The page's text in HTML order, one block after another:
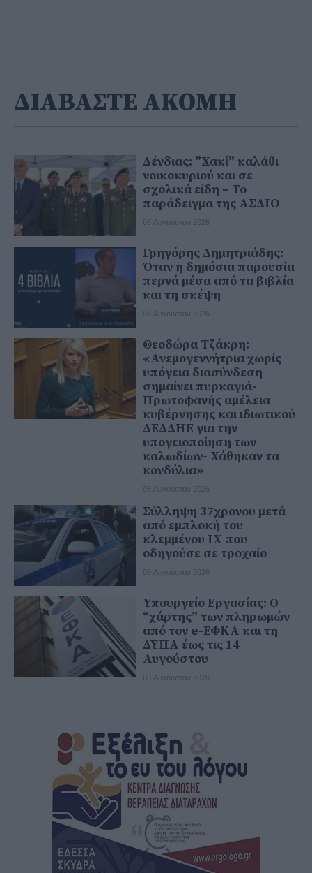
ΔΙΑΒΑΣΤΕ ΑΚΟΜΗ
Δένδιας: ”Χακί” καλάθι
νοικοκυριού και σε
σχολικά είδη – Το
παράδειγμα της ΑΣΔΙΘ
08 Αυγούστου 2026
Γρηγόρης Δημητριάδης:
Όταν η δημόσια παρουσία
περνά μέσα από τα βιβλία
και τη σκέψη
08 Αυγούστου 2026
Θεοδώρα Τζάκρη:
«Ανεμογεννήτρια χωρίς
υπόγεια διασύνδεση
σημαίνει πυρκαγιά-
Πρωτοφανής αμέλεια
κυβέρνησης και ιδιωτικού
ΔΕΔΔΗΕ για την
υπογειοποίηση των
καλωδίων- Χάθηκαν τα
κονδύλια»
08 Αυγούστου 2026
Σύλληψη 37χρονου μετά
από εμπλοκή του
κλεμμένου ΙΧ που
οδηγούσε σε τροχαίο
08 Αυγούστου 2026
Υπουργείο Εργασίας: Ο
“χάρτης” των πληρωμών
από τον e-ΕΦΚΑ και τη
ΔΥΠΑ έως τις 14
Αυγούστου
08 Αυγούστου 2026